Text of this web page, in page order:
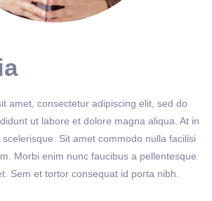
amet, consectetur adipiscing elit, sed do
ut labore et dolore magna aliqua. At in
Sit amet commodo nulla facilisi
Morbi enim nunc faucibus a pellentesque
Sem et tortor consequat id porta nibh.